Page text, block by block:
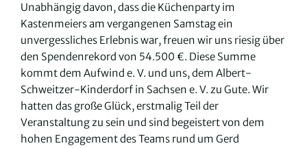
Unabhängig davon, dass die Küchenparty im
Kastenmeiers am vergangenen Samstag ein
unvergessliches Erlebnis war, freuen wir uns riesig über
den Spendenrekord von 54.500 €. Diese Summe
kommt dem Aufwind e. V. und uns, dem Albert-
Schweitzer-Kinderdorf in Sachsen e. V. zu Gute. Wir
hatten das große Glück, erstmalig Teil der
Veranstaltung zu sein und sind begeistert von dem
hohen Engagement des Teams rund um Gerd